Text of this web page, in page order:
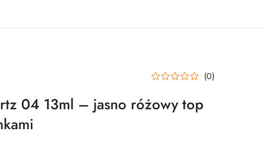
(0)
04 13ml – jasno różowy top